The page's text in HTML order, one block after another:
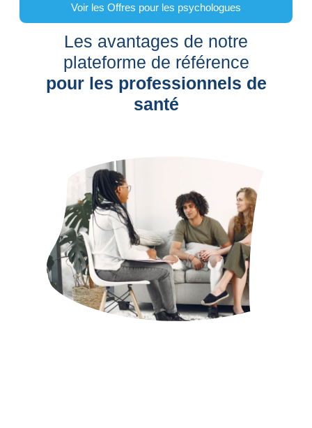
Voir les Offres pour les psychologues
Les avantages de notre
plateforme de référence
pour les professionnels de
santé